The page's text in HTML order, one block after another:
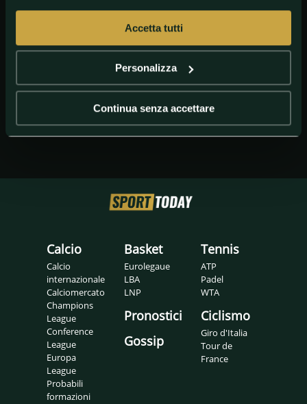
Accetta tutti
Personalizza
Continua senza accettare
GETTY IMAGES Romelu Lukaku
Calcio
Calcio
internazionale
Calciomercato
Champions
League
Conference
League
Europa
League
Probabili
formazioni
Basket
Eurolegaue
LBA
LNP
Pronostici
Gossip
Tennis
ATP
Padel
WTA
Ciclismo
Giro d'Italia
Tour de
France